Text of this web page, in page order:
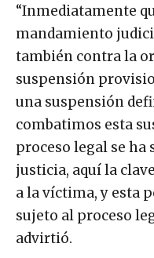
“Inmediatamente
mandamiento
también contra la
suspensión
una suspensión
combatimos esta
proceso legal se ha
justicia, aquí la
a la víctima, y esta
sujeto al proceso
advirtió.